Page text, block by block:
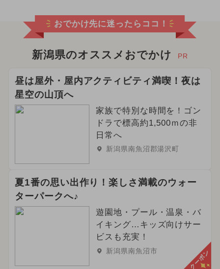
2024年8月のイベント
2025年2月のイベント 花火
2026年5月のイベント
2024年11月のイベント
2024年5月のイベント
2026年9月のイベント
2025年6月のイベント
夏休み（涼しい）
2026年4月のイベント
2024年9月のイベント
おでかけ先に迷ったらココ！
新潟県のオススメおでかけ PR
昼は屋外・屋内アクティビティ満喫！夜は
星空の山頂へ
家族で特別な時間を！ゴン
ドラで標高約1,500ｍの非
日常へ
新潟県南魚沼郡湯沢町
夏1番の思い出作り！楽しさ満載のウォー
ターパークへ♪
遊園地・プール・温泉・バ
イキング…キッズ向けサー
ビスも充実！
新潟県南魚沼市 クーポン